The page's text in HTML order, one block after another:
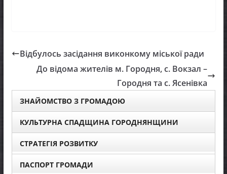
Відбулось засідання виконкому міської ради
До відома жителів м. Городня, с. Вокзал –
Городня та с. Ясенівка
ЗНАЙОМСТВО З ГРОМАДОЮ
КУЛЬТУРНА СПАДЩИНА ГОРОДНЯНЩИНИ
СТРАТЕГІЯ РОЗВИТКУ
ПАСПОРТ ГРОМАДИ